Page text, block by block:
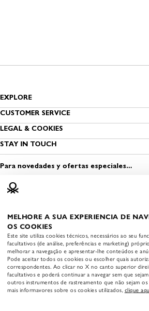
MELHORE A SUA EXPERIENCIA DE
OS COOKIES
Este site utiliza cookies técnicos, necessários ao seu
facultativos (de análise, preferências e marketing)
melhorar a navegação e apresentar-lhe conteúdos e
Pode aceitar todos os cookies ou escolher quais
correspondentes. Ao clicar no X no canto superior
facultativos e poderá continuar a navegar sem que
outros instrumentos de rastreamento que não sejam os
mais informavores sobre os cookies utilizados, clique
EXPLORE
Inside Benetton
Benetton Group
Sostenibilidad
Viste Seguro
Media & Press
CUSTOMER SERVICE
Guía de tallas
Cuidado de las prendas
Contacta con nosotros
LEGAL & COOKIES
Privacidad
Accessibility statement
STAY IN TOUCH
Encuentra una tienda
Trabaja con nosotros
Para novedades y ofertas especiales...
APP BENETTON
Descarga la APP oficial de
Benetton: